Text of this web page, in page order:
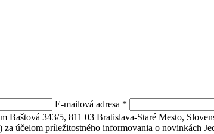
E-mailová adresa *
Baštová 343/5, 811 03 Bratislava-Staré Mesto,
účelom príležitostného informovania o novinkách